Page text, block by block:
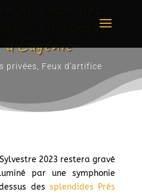
au cœur des
& Châteaux
privées Feux d'artifice
2023 restera gravé
par une symphonie
des splendides Prés